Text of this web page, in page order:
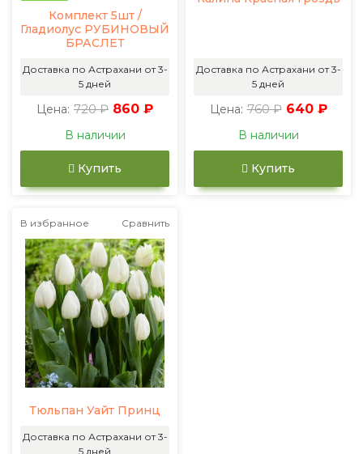
Комплект 5шт /
Гладиолус РУБИНОВЫЙ
БРАСЛЕТ
Доставка по Астрахани от 3-
5 дней
Цена: 720 ₽ 860 ₽
В наличии
Купить
Доставка по Астрахани от 3-
5 дней
Цена: 760 ₽ 640 ₽
В наличии
Купить
В избранное Сравнить
Тюльпан Уайт Принц
Доставка по Астрахани от 3-
5 дней